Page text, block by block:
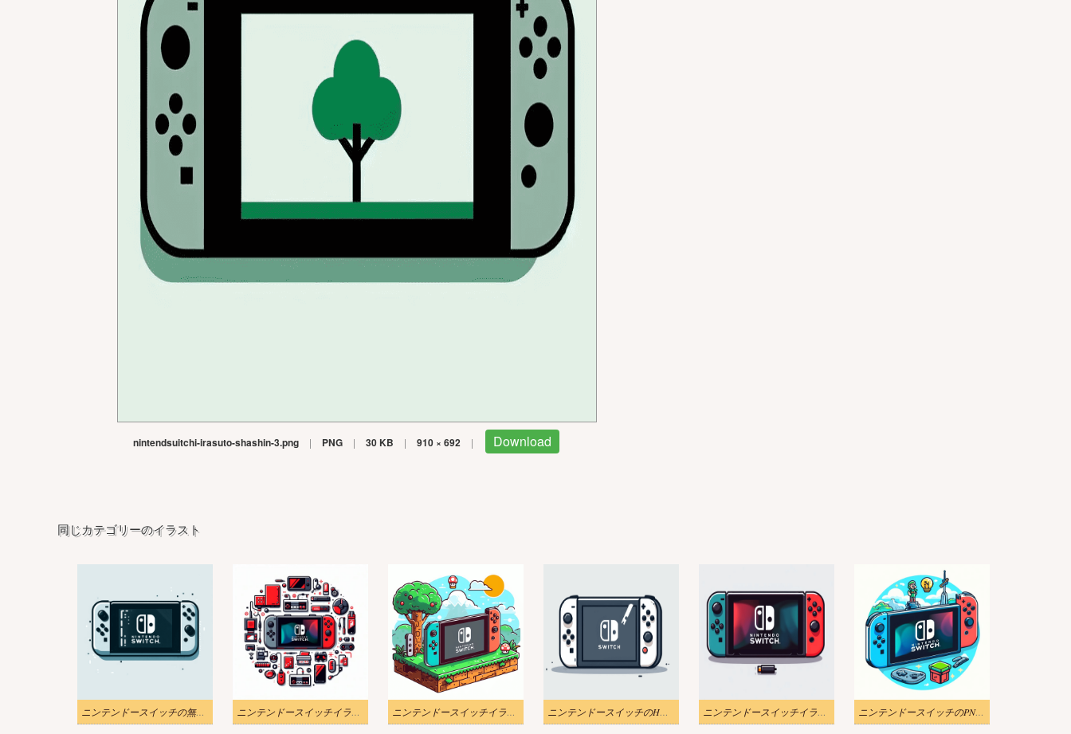
nintendsuitchi-irasuto-shashin-3.png | PNG | 30 KB | 910 × 692 | Download
同じカテゴリーのイラスト
ニンテンドースイッチの無料 PNG 2 イメージ ニンテンドースイッチイラスト2 Png画像 ニンテンドースイッチイラスト画像6 ニンテンドースイッチのHDイラスト ニンテンドースイッチイラストPNG無料 ニンテンドースイッチのPNGイラストをダウンロード